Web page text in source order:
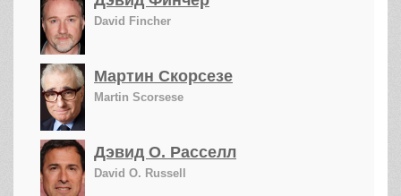
David Fincher
Мартин Скорсезе
Martin Scorsese
Дэвид О. Расселл
David O. Russell